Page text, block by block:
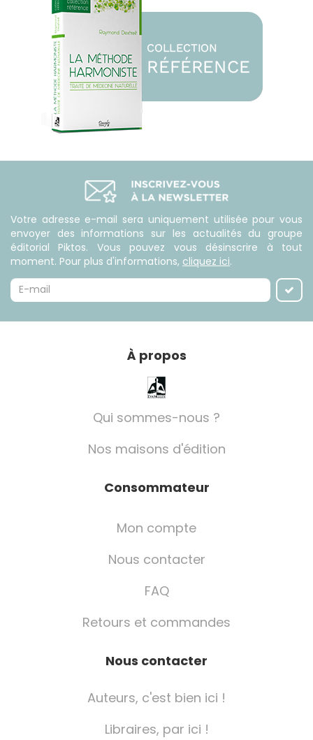
Votre adresse e-mail sera uniquement utilisée pour vous
envoyer des informations sur les actualités du groupe
éditorial Piktos. Vous pouvez vous désinscrire à tout
moment. Pour plus d'informations, cliquez ici.
À propos
Qui sommes-nous ?
Nos maisons d'édition
Consommateur
Mon compte
Nous contacter
FAQ
Retours et commandes
Nous contacter
Auteurs, c'est bien ici !
Libraires, par ici !